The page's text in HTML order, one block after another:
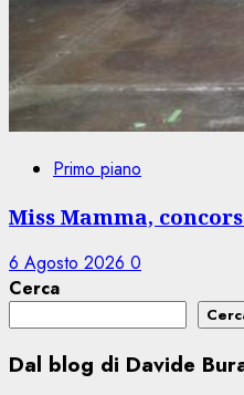
Primo piano
Miss Mamma,
6 Agosto 2026 0
Cerca
Dal blog di Davide